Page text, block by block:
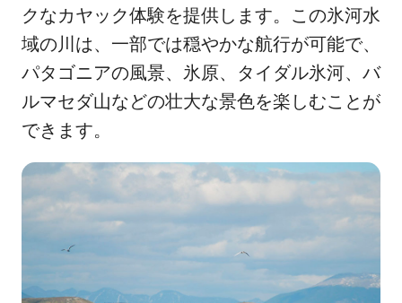
クなカヤック体験を提供します。この氷河水
域の川は、一部では穏やかな航行が可能で、
パタゴニアの風景、氷原、タイダル氷河、バ
ルマセダ山などの壮大な景色を楽しむことが
できます。